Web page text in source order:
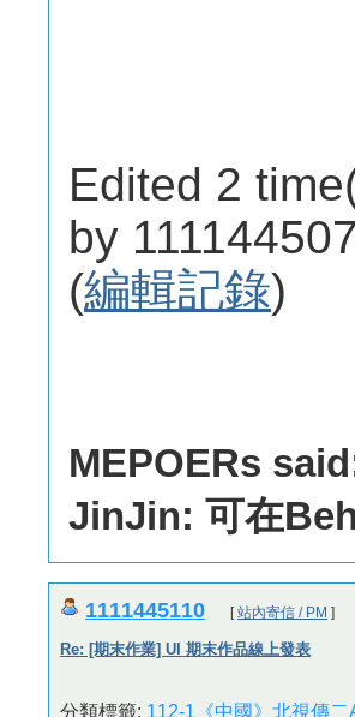
Edited 2
by
(編輯記錄)
MEPOERs
JinJin: 可在
1111445110 [站內寄信 / PM ]
Re: [期末作業] UI 期末作品線上發表
分類標籤: 112-1《中國》北視傳